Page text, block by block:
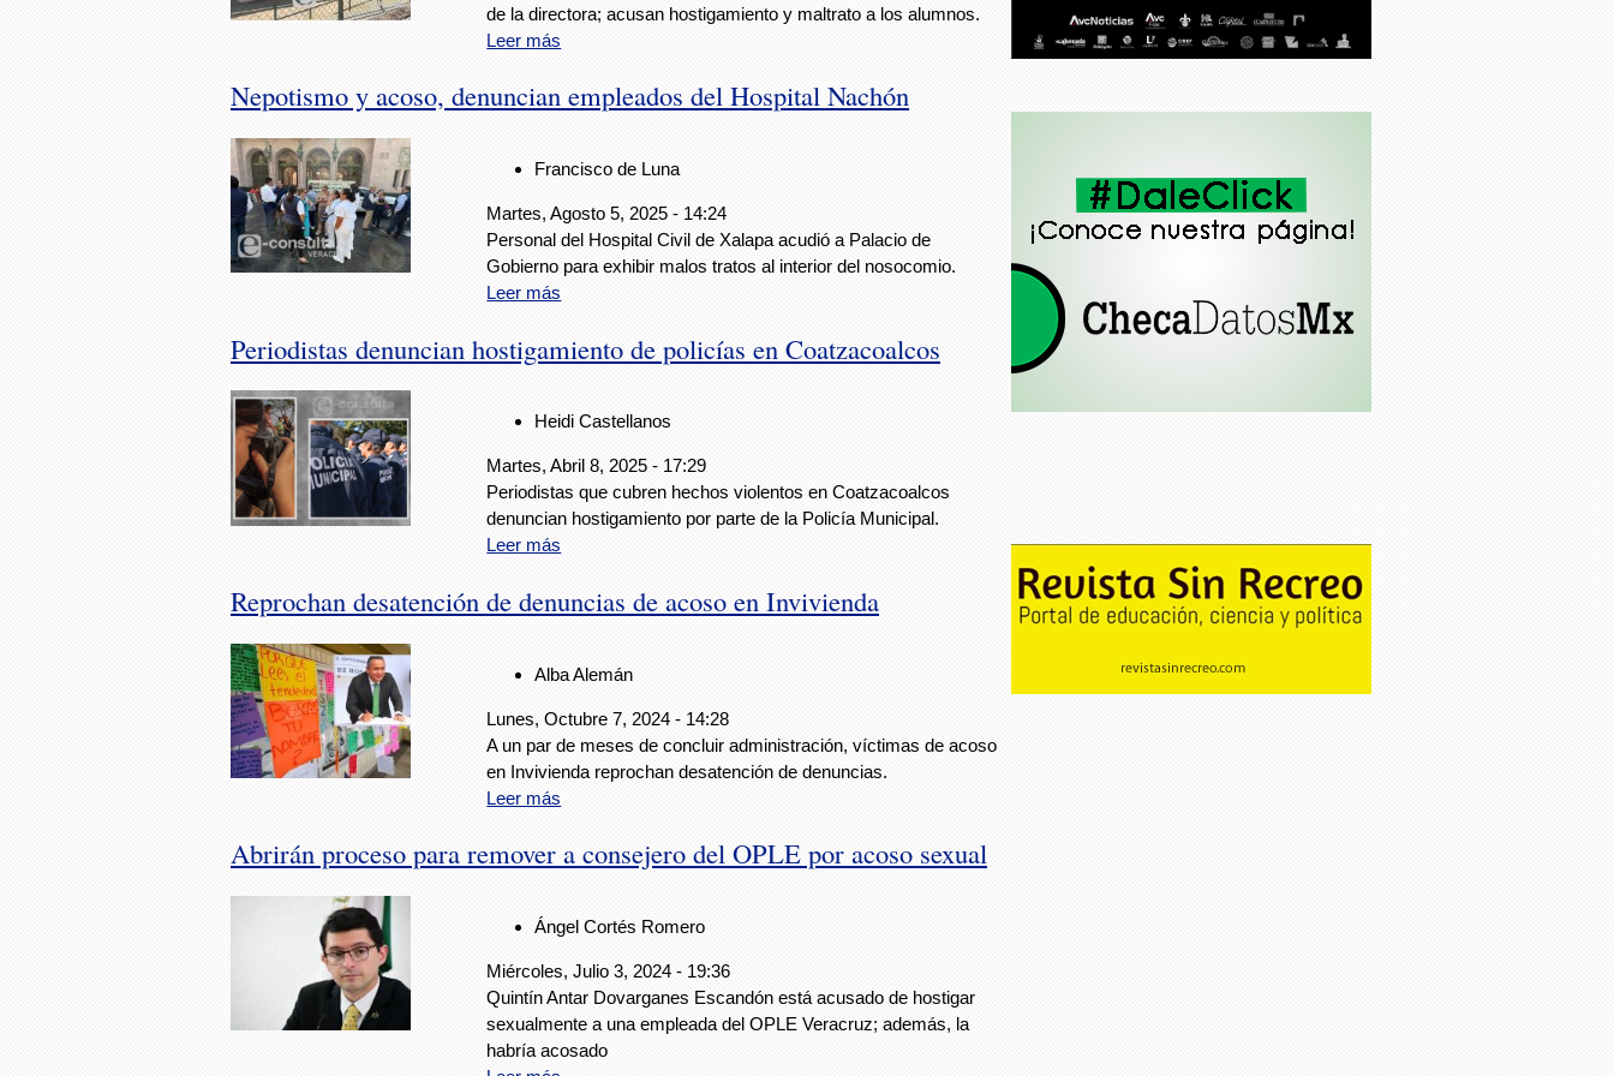
de la directora; acusan hostigamiento y maltrato a los alumnos.
Leer más
Nepotismo y acoso, denuncian empleados del Hospital Nachón
Francisco de Luna
Martes, Agosto 5, 2025 - 14:24
Personal del Hospital Civil de Xalapa acudió a Palacio de
Gobierno para exhibir malos tratos al interior del nosocomio.
Leer más
Periodistas denuncian hostigamiento de policías en Coatzacoalcos
Heidi Castellanos
Martes, Abril 8, 2025 - 17:29
Periodistas que cubren hechos violentos en Coatzacoalcos
denuncian hostigamiento por parte de la Policía Municipal.
Leer más
Reprochan desatención de denuncias de acoso en Invivienda
Alba Alemán
Lunes, Octubre 7, 2024 - 14:28
A un par de meses de concluir administración, víctimas de acoso
en Invivienda reprochan desatención de denuncias.
Leer más
Abrirán proceso para remover a consejero del OPLE por acoso sexual
Ángel Cortés Romero
Miércoles, Julio 3, 2024 - 19:36
Quintín Antar Dovarganes Escandón está acusado de hostigar
sexualmente a una empleada del OPLE Veracruz; además, la
habría acosado